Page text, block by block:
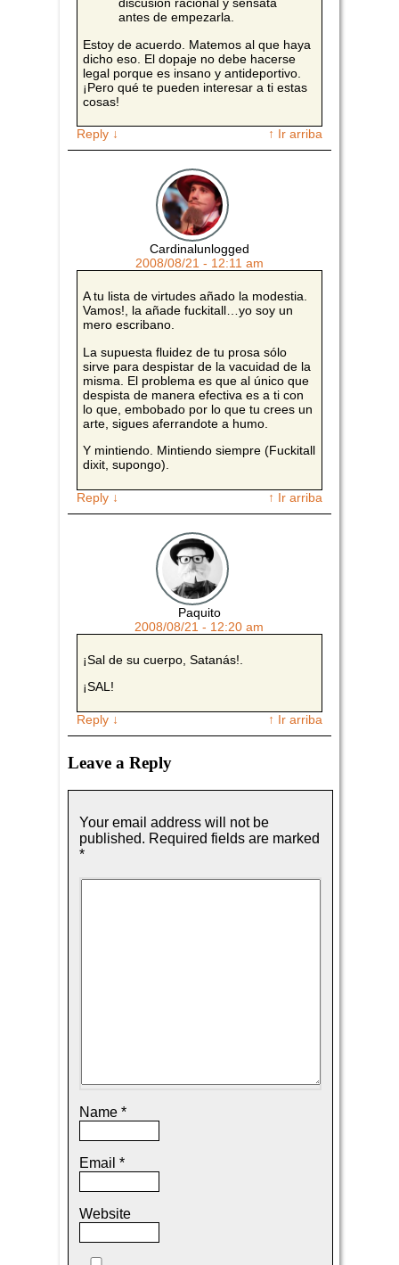
antes de empezarla.
Estoy de acuerdo. Matemos al que haya
dicho eso. El dopaje no debe hacerse
legal porque es insano y antideportivo.
¡Pero qué te pueden interesar a ti estas
cosas!
Reply ↓ ↑ Ir arriba
Cardinalunlogged
2008/08/21 - 12:11 am
A tu lista de virtudes añado la modestia.
Vamos!, la añade fuckitall…yo soy un
mero escribano.
La supuesta fluidez de tu prosa sólo
sirve para despistar de la vacuidad de la
misma. El problema es que al único que
despista de manera efectiva es a ti con
lo que, embobado por lo que tu crees un
arte, sigues aferrandote a humo.
Y mintiendo. Mintiendo siempre (Fuckitall
dixit, supongo).
Reply ↓ ↑ Ir arriba
Paquito
2008/08/21 - 12:20 am
¡Sal de su cuerpo, Satanás!.
¡SAL!
Reply ↓ ↑ Ir arriba
Leave a Reply
Your email address will not be
published. Required fields are marked
*
Name *
Email *
Website